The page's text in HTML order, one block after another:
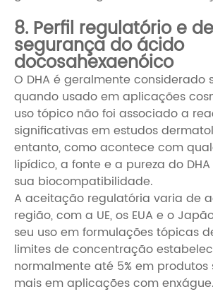
8. Perfil regulatório e de
segurança do ácido
docosahexaenóico
O DHA é geralmente considerado
quando usado em aplicações
uso tópico não foi associado a
significativas em estudos
entanto, como acontece com
lipídico, a fonte e a pureza do
sua biocompatibilidade.
A aceitação regulatória varia de
região, com a UE, os EUA e o
seu uso em formulações tópicas
limites de concentração
normalmente até 5% em produtos
mais em aplicações com enxágue.